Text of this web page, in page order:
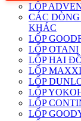
LỐP
CÁC
KHÁC
LỐP
LỐP OTANI
LỐP HAI
LỐP
LỐP
LỐP
LỐP
LỐP